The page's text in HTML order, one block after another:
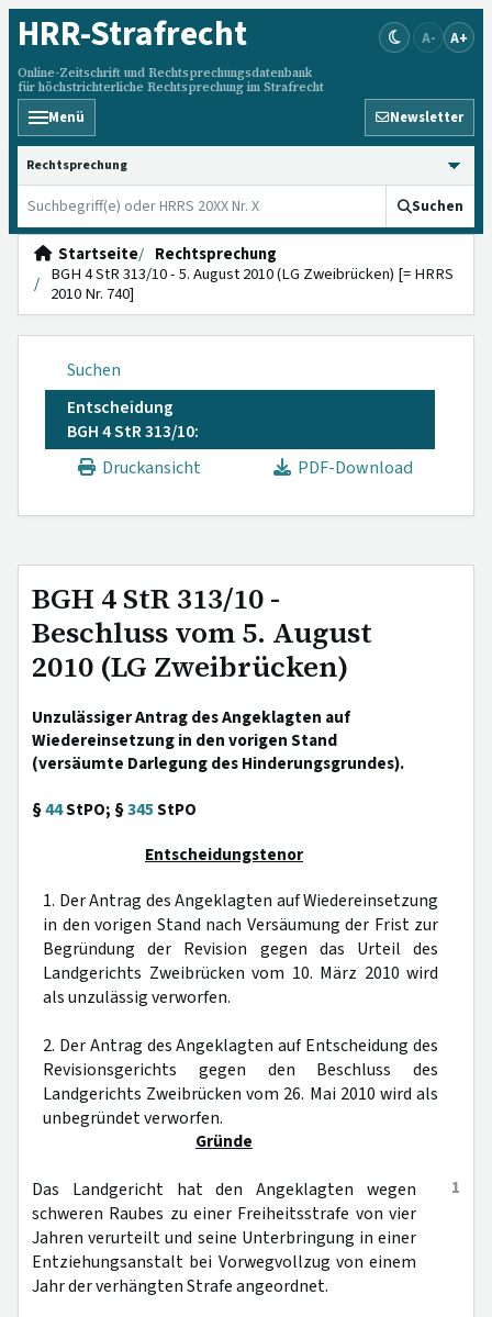
HRR-Strafrecht
Online-Zeitschrift und Rechtsprechungsdatenbank
für höchstrichterliche Rechtsprechung im Strafrecht
A- A+
Menü Newsletter
HRRS durchsuchen
Suchen
Startseite
Rechtsprechung
BGH 4 StR 313/10 - 5. August 2010 (LG Zweibrücken) [= HRRS
2010 Nr. 740]
Suchen
Entscheidung
BGH 4 StR 313/10:
Druckansicht
PDF-Download
BGH 4 StR 313/10 -
Beschluss vom 5. August
2010 (LG Zweibrücken)
Unzulässiger Antrag des Angeklagten auf
Wiedereinsetzung in den vorigen Stand
(versäumte Darlegung des Hinderungsgrundes).
§44StPO; §345StPO
Entscheidungstenor
1. Der Antrag des Angeklagten auf Wiedereinsetzung
in den vorigen Stand nach Versäumung der Frist zur
Begründung der Revision gegen das Urteil des
Landgerichts Zweibrücken vom 10. März 2010 wird
als unzulässig verworfen.
2. Der Antrag des Angeklagten auf Entscheidung des
Revisionsgerichts gegen den Beschluss des
Landgerichts Zweibrücken vom 26. Mai 2010 wird als
unbegründet verworfen.
Gründe
1
Das Landgericht hat den Angeklagten wegen
schweren Raubes zu einer Freiheitsstrafe von vier
Jahren verurteilt und seine Unterbringung in einer
Entziehungsanstalt bei Vorwegvollzug von einem
Jahr der verhängten Strafe angeordnet.